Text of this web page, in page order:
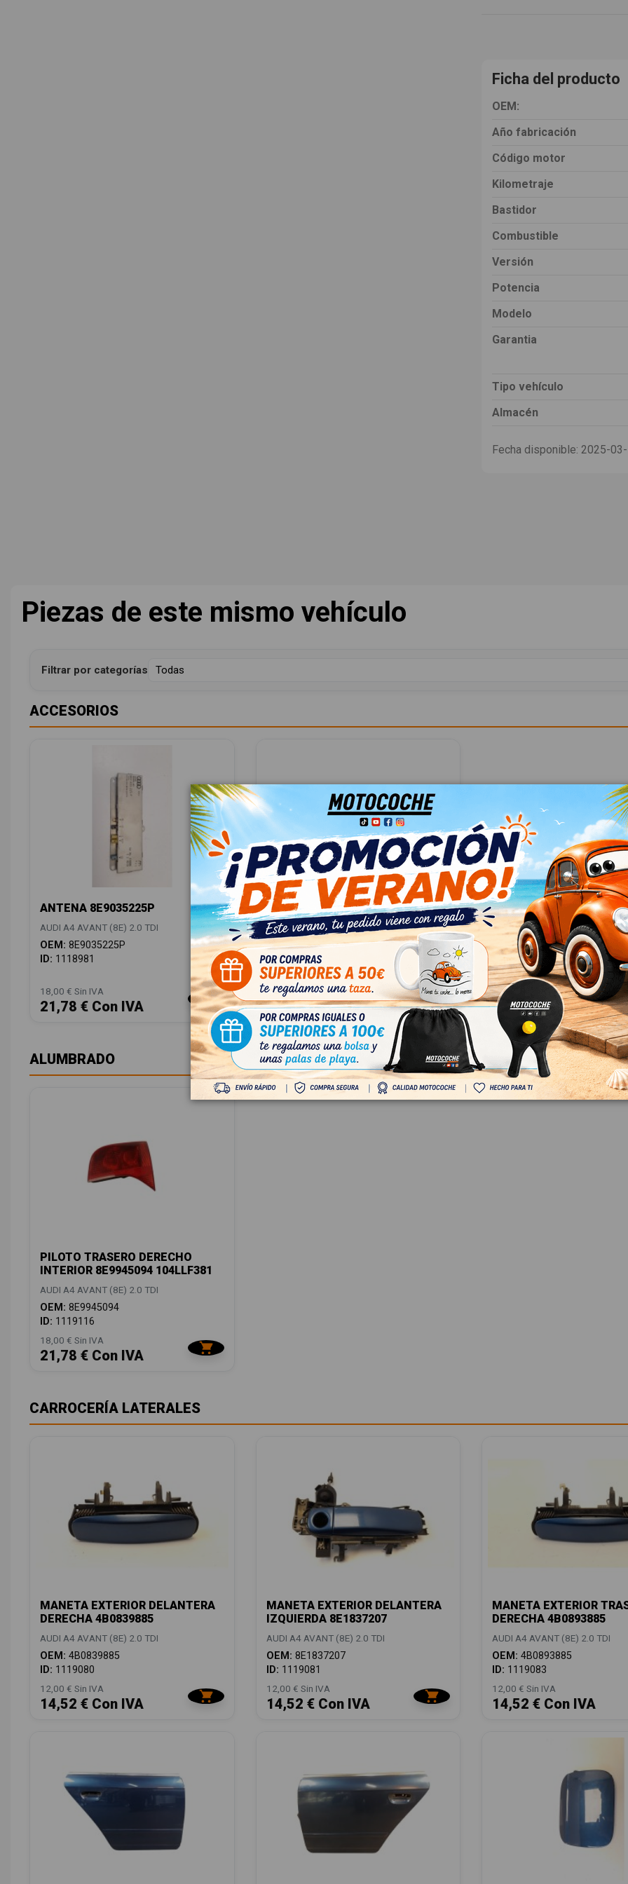
Ficha del producto
OEM:
Año fabricación
Código motor
Kilometraje
Bastidor
Combustible
Versión
Potencia
Modelo
Garantia
Tipo vehículo
Almacén
Fecha disponible: 2025-
Piezas de este mismo vehículo
Filtrar por categorías
ACCESORIOS
ANTENA 8E9035225P
AUDI A4 AVANT (8E) 2.0 TDI
OEM: 8E9035225P
ID: 1118981
18,00 € Sin IVA
21,78 € Con IVA
BARRAS TECHO 8E9860022M3Q7
8E9860021M3Q7
AUDI A4 AVANT (8E) 2.0 TDI
OEM:8E9860022M3Q7
ID:1118987
48,00 € Sin IVA
58,08 € Con IVA
ALUMBRADO
PILOTO TRASERO DERECHO
INTERIOR 8E9945094 104LLF381
AUDI A4 AVANT (8E) 2.0 TDI
OEM: 8E9945094
ID: 1119116
18,00 € Sin IVA
21,78 € Con IVA
CARROCERÍA LATERALES
MANETA EXTERIOR DELANTERA
DERECHA 4B0839885
AUDI A4 AVANT (8E) 2.0 TDI
OEM: 4B0839885
ID: 1119080
12,00 € Sin IVA
14,52 € Con IVA
MANETA EXTERIOR DELANTERA
IZQUIERDA 8E1837207
AUDI A4 AVANT (8E) 2.0 TDI
OEM: 8E1837207
ID: 1119081
12,00 € Sin IVA
14,52 € Con IVA
MANETA EXTERIOR
DERECHA 4B0893885
AUDI A4 AVANT (8E) 2.0 TDI
OEM: 4B0893885
ID: 1119083
12,00 € Sin IVA
14,52 € Con IVA